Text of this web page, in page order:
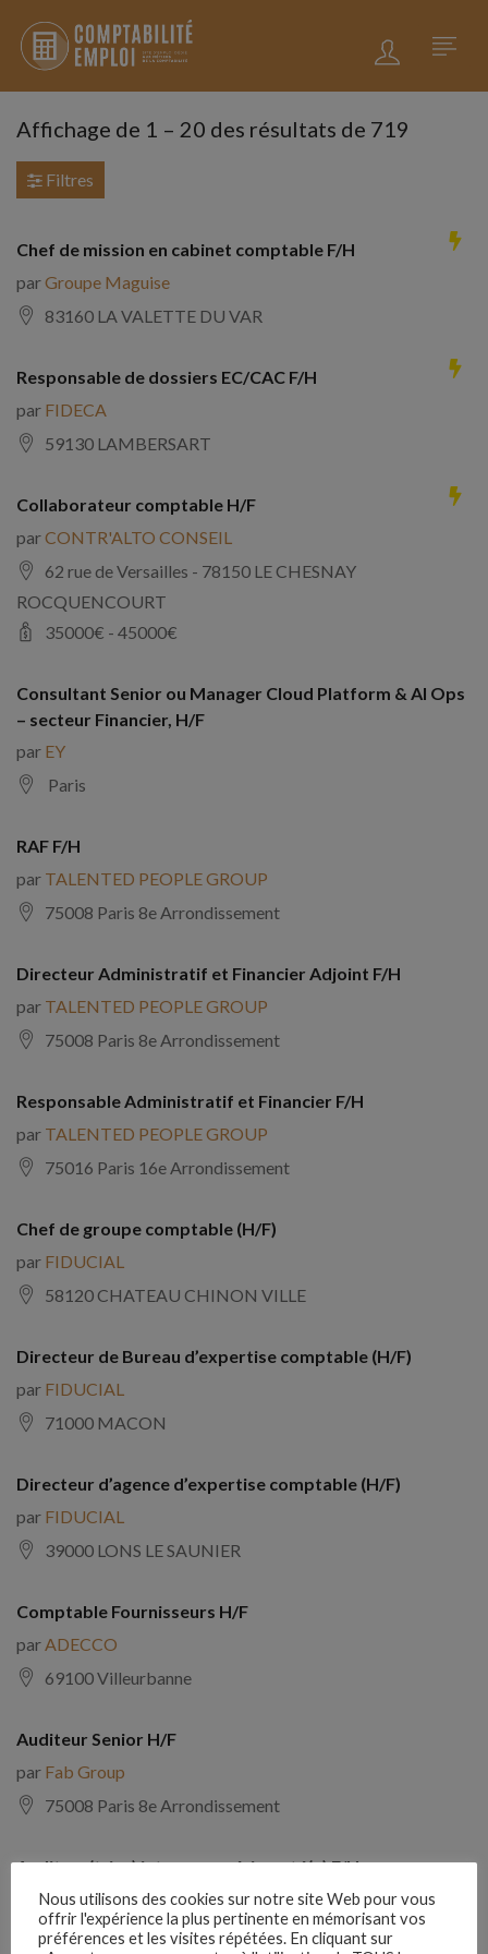
Affichage de 1 – 20 des résultats de 719
Filtres
Chef de mission en cabinet comptable F/H
parGroupe Maguise
83160 LA VALETTE DU VAR
Responsable de dossiers EC/CAC F/H
par FIDECA
59130 LAMBERSART
Collaborateur comptable H/F
parCONTR'ALTO CONSEIL
62 rue de Versailles - 78150 LE CHESNAY
ROCQUENCOURT
35000€ - 45000€
Consultant Senior ou Manager Cloud Platform & AI Ops
– secteur Financier, H/F
par EY
Paris
RAF F/H
par TALENTED PEOPLE GROUP
75008 Paris 8e Arrondissement
Directeur Administratif et Financier Adjoint F/H
par TALENTED PEOPLE GROUP
75008 Paris 8e Arrondissement
Responsable Administratif et Financier F/H
par TALENTED PEOPLE GROUP
75016 Paris 16e Arrondissement
Chef de groupe comptable (H/F)
par FIDUCIAL
58120 CHATEAU CHINON VILLE
Directeur de Bureau d’expertise comptable (H/F)
par FIDUCIAL
71000 MACON
Directeur d’agence d’expertise comptable (H/F)
par FIDUCIAL
39000 LONS LE SAUNIER
Comptable Fournisseurs H/F
par ADECCO
69100 Villeurbanne
Auditeur Senior H/F
par Fab Group
75008 Paris 8e Arrondissement
Auditeur(trice) interne expérimenté(e) F/H
parComptabilite Emploi
39130 Châtillon
Nous utilisons des cookies sur notre site Web pour vous
offrir l'expérience la plus pertinente en mémorisant vos
préférences et les visites répétées. En cliquant sur